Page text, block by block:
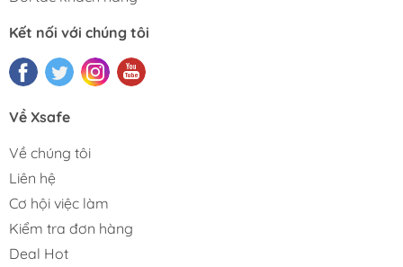
Kết nối với chúng tôi
Về Xsafe
Về chúng tôi
Liên hệ
Cơ hội việc làm
Kiểm tra đơn hàng
Deal Hot